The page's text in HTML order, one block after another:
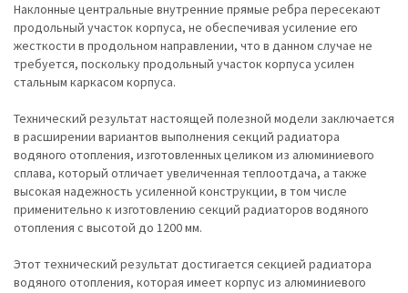
Наклонные центральные внутренние прямые ребра пересекают
продольный участок корпуса, не обеспечивая усиление его
жесткости в продольном направлении, что в данном случае не
требуется, поскольку продольный участок корпуса усилен
стальным каркасом корпуса.
Технический результат настоящей полезной модели заключается
в расширении вариантов выполнения секций радиатора
водяного отопления, изготовленных целиком из алюминиевого
сплава, который отличает увеличенная теплоотдача, а также
высокая надежность усиленной конструкции, в том числе
применительно к изготовлению секций радиаторов водяного
отопления с высотой до 1200 мм.
Этот технический результат достигается секцией радиатора
водяного отопления, которая имеет корпус из алюминиевого